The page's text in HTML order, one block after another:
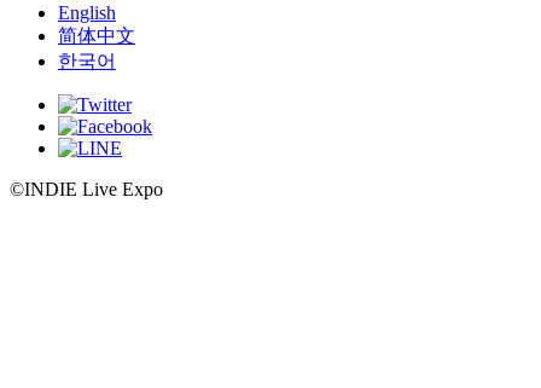
English
简体中文
한국어
©INDIE Live Expo